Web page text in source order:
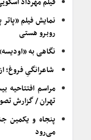
فیلم مهرداد
نمایش فیلم «پاتر
روبرو هستی
نگاهی به
شاعرانگیِ فروغ؛
مراسم افتتاحیه
تهران / گزارش
پنجاه و یکمین
می‌رود